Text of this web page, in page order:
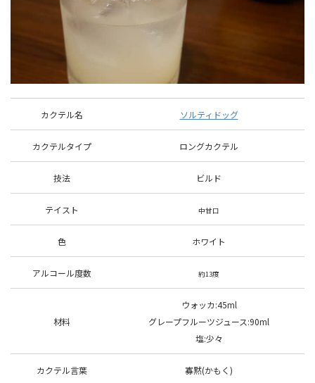
カクテル名 ソルティドッグ
カクテルタイプ ロングカクテル
技法 ビルド
テイスト 中甘口
色 ホワイト
アルコール度数 約13度
材料
ウォッカ:45ml
グレープフルーツジュース:90ml
塩:少々
カクテル言葉 寡黙(かもく)